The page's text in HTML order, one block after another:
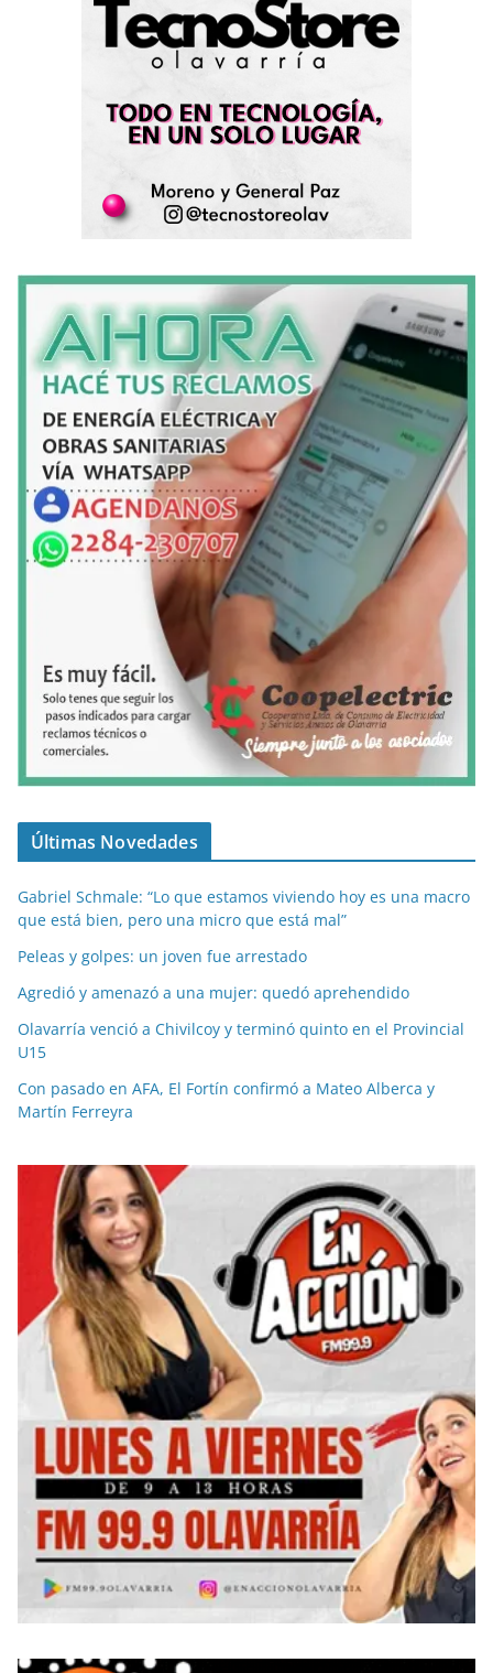
Últimas Novedades
Gabriel Schmale: “Lo que estamos viviendo hoy es una macro
que está bien, pero una micro que está mal”
Peleas y golpes: un joven fue arrestado
Agredió y amenazó a una mujer: quedó aprehendido
Olavarría venció a Chivilcoy y terminó quinto en el Provincial
U15
Con pasado en AFA, El Fortín confirmó a Mateo Alberca y
Martín Ferreyra